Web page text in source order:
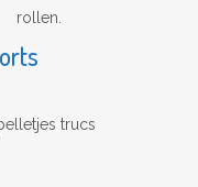
rollen.
trucs